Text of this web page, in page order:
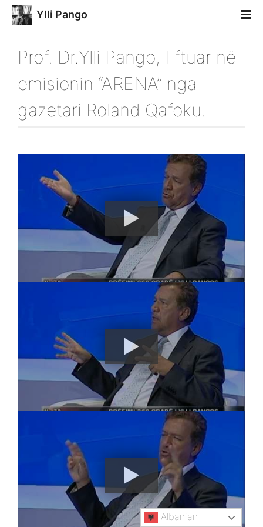
Ylli Pango
Prof. Dr.Ylli Pango, I ftuar në
emisionin “ARENA” nga
gazetari Roland Qafoku.
Albanian